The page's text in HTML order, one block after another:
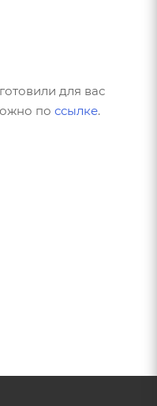
для вас
по ссылке.